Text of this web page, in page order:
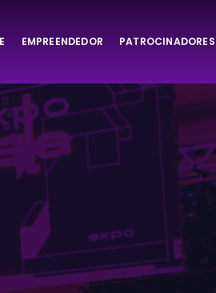
EMPREENDEDOR PATROCINADORES